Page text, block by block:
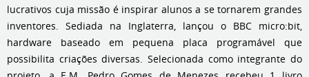
lucrativos cuja missão é inspirar alunos a se tornarem grandes
inventores. Sediada na Inglaterra, lançou o BBC micro:bit,
hardware baseado em pequena placa programável que
possibilita criações diversas. Selecionada como integrante do